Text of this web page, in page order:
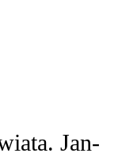
Jan-